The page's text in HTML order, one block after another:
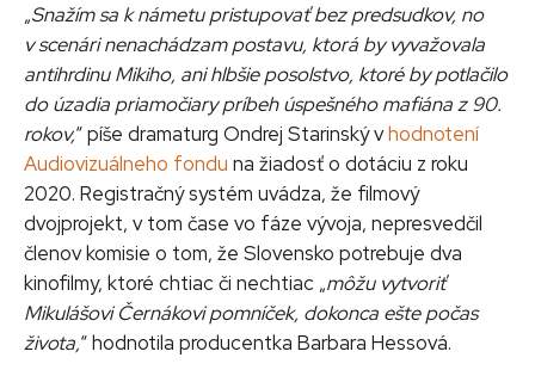
„Snažím sa k námetu pristupovať bez predsudkov, no
v scenári nenachádzam postavu, ktorá by vyvažovala
antihrdinu Mikiho, ani hlbšie posolstvo, ktoré by potlačilo
do úzadia priamočiary príbeh úspešného mafiána z 90.
rokov,“ píše dramaturg Ondrej Starinský vhodnotení
Audiovizuálneho fondu na žiadosť o dotáciu z roku
2020. Registračný systém uvádza, že filmový
dvojprojekt, v tom čase vo fáze vývoja, nepresvedčil
členov komisie o tom, že Slovensko potrebuje dva
kinofilmy, ktoré chtiac či nechtiac „môžu vytvoriť
Mikulášovi Černákovi pomníček, dokonca ešte počas
života,“ hodnotila producentka Barbara Hessová.